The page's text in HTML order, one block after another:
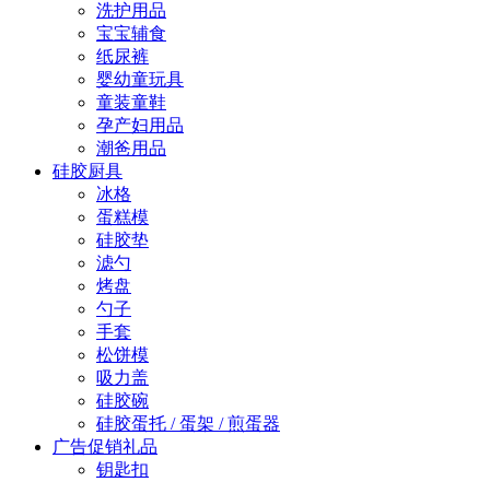
洗护用品
宝宝辅食
纸尿裤
婴幼童玩具
童装童鞋
孕产妇用品
潮爸用品
硅胶厨具
冰格
蛋糕模
硅胶垫
滤勺
烤盘
勺子
手套
松饼模
吸力盖
硅胶碗
硅胶蛋托 / 蛋架 / 煎蛋器
广告促销礼品
钥匙扣